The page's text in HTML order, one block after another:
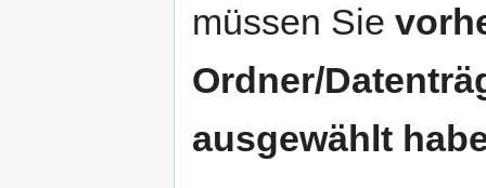
müssen Sie
Ordner/
ausgewählt